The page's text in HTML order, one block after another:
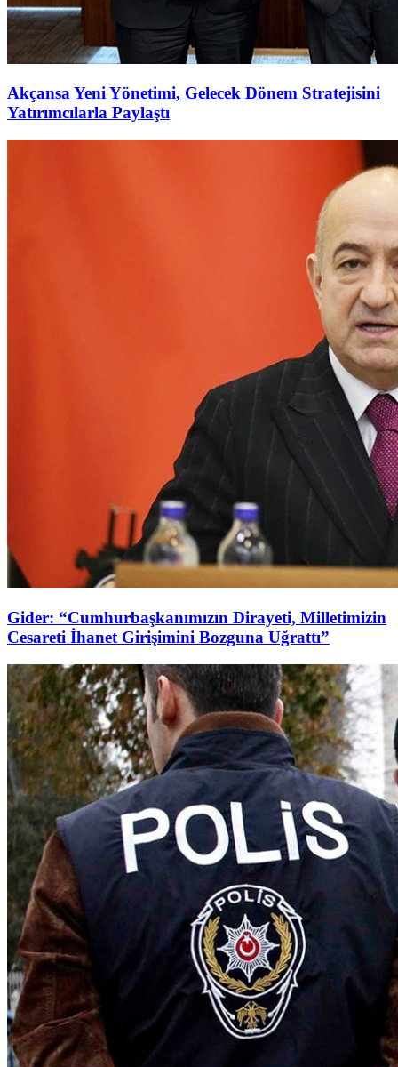
Akçansa Yeni Yönetimi, Gelecek Dönem Stratejisini
Yatırımcılarla Paylaştı
Gider: “Cumhurbaşkanımızın Dirayeti, Milletimizin
Cesareti İhanet Girişimini Bozguna Uğrattı”